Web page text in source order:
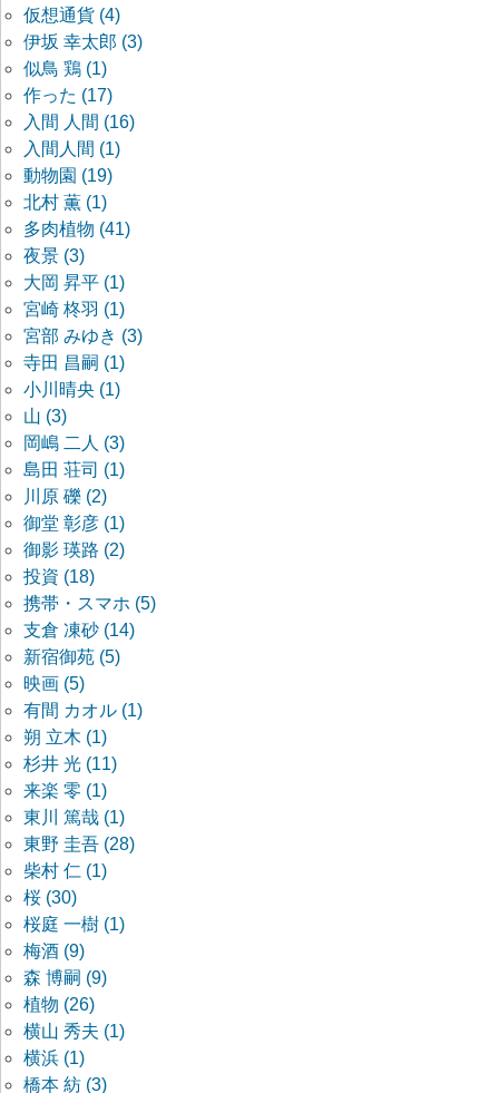
仮想通貨 (4)
伊坂 幸太郎 (3)
似鳥 鶏 (1)
作った (17)
入間 人間 (16)
入間人間 (1)
動物園 (19)
北村 薫 (1)
多肉植物 (41)
夜景 (3)
大岡 昇平 (1)
宮崎 柊羽 (1)
宮部 みゆき (3)
寺田 昌嗣 (1)
小川晴央 (1)
山 (3)
岡嶋 二人 (3)
島田 荘司 (1)
川原 礫 (2)
御堂 彰彦 (1)
御影 瑛路 (2)
投資 (18)
携帯・スマホ (5)
支倉 凍砂 (14)
新宿御苑 (5)
映画 (5)
有間 カオル (1)
朔 立木 (1)
杉井 光 (11)
来楽 零 (1)
東川 篤哉 (1)
東野 圭吾 (28)
柴村 仁 (1)
桜 (30)
桜庭 一樹 (1)
梅酒 (9)
森 博嗣 (9)
植物 (26)
横山 秀夫 (1)
横浜 (1)
橋本 紡 (3)